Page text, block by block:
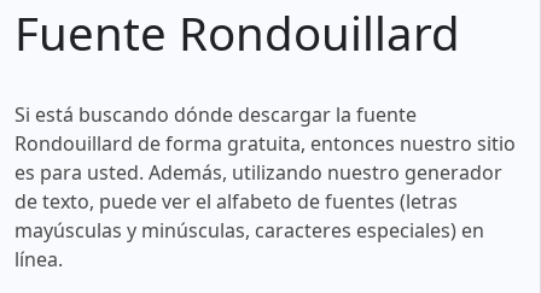
Fuente Rondouillard
Si está buscando dónde descargar la fuente
Rondouillard de forma gratuita, entonces nuestro sitio
es para usted. Además, utilizando nuestro generador
de texto, puede ver el alfabeto de fuentes (letras
mayúsculas y minúsculas, caracteres especiales) en
línea.